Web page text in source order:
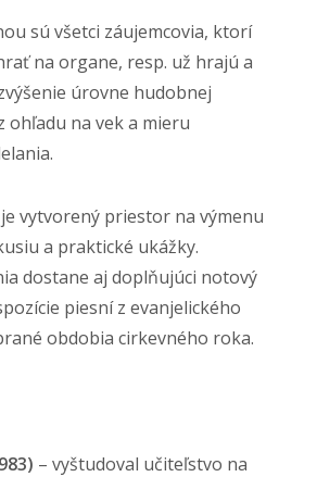
sú všetci záujemcovia, ktorí
na organe, resp. už hrajú a
úrovne hudobnej
ohľadu na vek a mieru
vytvorený priestor na výmenu
a praktické ukážky.
dostane aj doplňujúci notový
piesní z evanjelického
obdobia cirkevného roka.
– vyštudoval učiteľstvo na